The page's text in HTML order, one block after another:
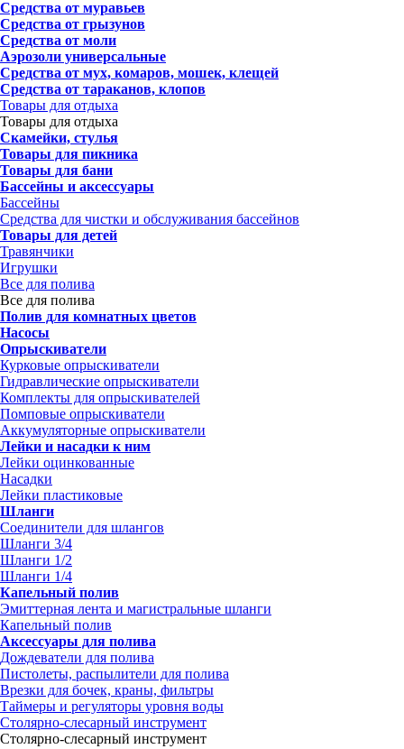
Средства от муравьев
Средства от грызунов
Средства от моли
Аэрозоли универсальные
Средства от мух, комаров, мошек, клещей
Средства от тараканов, клопов
Товары для отдыха
Товары для отдыха
Скамейки, стулья
Товары для пикника
Товары для бани
Бассейны и аксессуары
Бассейны
Средства для чистки и обслуживания бассейнов
Товары для детей
Травянчики
Игрушки
Все для полива
Все для полива
Полив для комнатных цветов
Насосы
Опрыскиватели
Курковые опрыскиватели
Гидравлические опрыскиватели
Комплекты для опрыскивателей
Помповые опрыскиватели
Аккумуляторные опрыскиватели
Лейки и насадки к ним
Лейки оцинкованные
Насадки
Лейки пластиковые
Шланги
Соединители для шлангов
Шланги 3/4
Шланги 1/2
Шланги 1/4
Капельный полив
Эмиттерная лента и магистральные шланги
Капельный полив
Аксессуары для полива
Дождеватели для полива
Пистолеты, распылители для полива
Врезки для бочек, краны, фильтры
Таймеры и регуляторы уровня воды
Столярно-слесарный инструмент
Столярно-слесарный инструмент